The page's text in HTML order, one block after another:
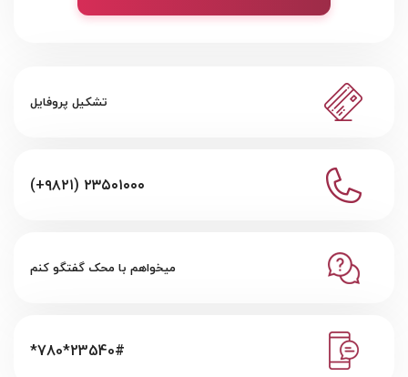
تشکیل پروفایل
(+۹۸۲۱) ۲۳۵۰۱۰۰۰
میخواهم با محک گفتگو کنم
*780*23540#